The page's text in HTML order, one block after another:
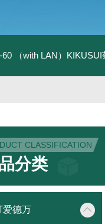
60 （with LAN）
CLASSIFICATION
分类
爱德万